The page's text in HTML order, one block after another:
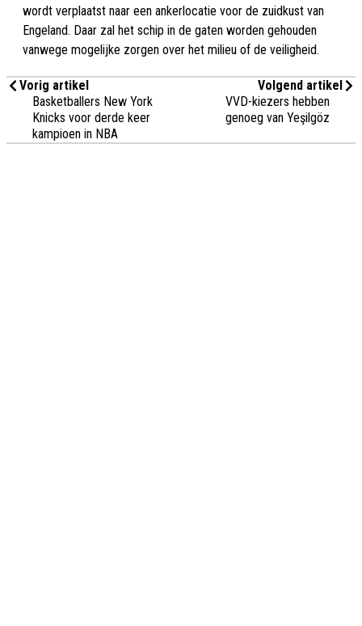
wordt verplaatst naar een ankerlocatie voor de zuidkust van
Engeland. Daar zal het schip in de gaten worden gehouden
vanwege mogelijke zorgen over het milieu of de veiligheid.
Vorig artikel
Basketballers New York
Knicks voor derde keer
kampioen in NBA
Volgend artikel
VVD-kiezers hebben
genoeg van Yeşilgöz